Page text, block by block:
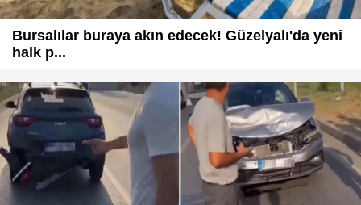
Bursalılar buraya akın edecek! Güzelyalı'da yeni
halk p...